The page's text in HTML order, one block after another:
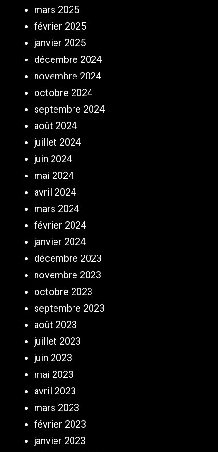
mars 2025
février 2025
janvier 2025
décembre 2024
novembre 2024
octobre 2024
septembre 2024
août 2024
juillet 2024
juin 2024
mai 2024
avril 2024
mars 2024
février 2024
janvier 2024
décembre 2023
novembre 2023
octobre 2023
septembre 2023
août 2023
juillet 2023
juin 2023
mai 2023
avril 2023
mars 2023
février 2023
janvier 2023